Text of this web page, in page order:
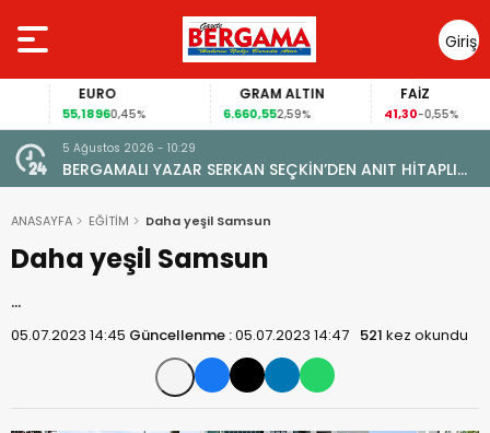
Giriş
Yap
EURO
55,18960,45%
GRAM ALTIN
6.660,552,59%
FAİZ
41,30-0,55%
5 Ağustos 2026 - 10:29
BERGAMALI YAZAR SERKAN SEÇKİN’DEN ANIT HİTAPLI
KİTAP: “PERGAMON’DAN ARTVİN’E”
ANASAYFA EĞİTİM Daha yeşil Samsun
Daha yeşil Samsun
…
05.07.2023 14:45 Güncellenme :05.07.2023 14:47 521 kez okundu